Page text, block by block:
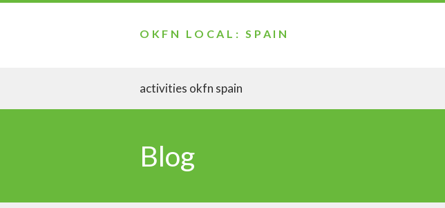
OKFN LOCAL: SPAIN
activities okfn spain
Blog